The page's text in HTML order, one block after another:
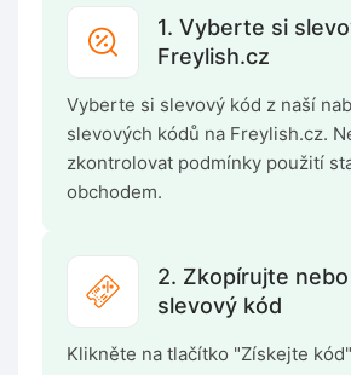
1. Vyberte si
Freylish.cz
Vyberte si slevový kód z naší
slevových kódů na Freylish.cz.
zkontrolovat podmínky použití
obchodem.
2. Zkopírujte
slevový kód
Klikněte na tlačítko "Získejte